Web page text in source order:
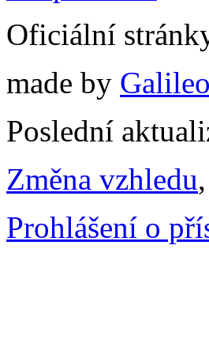
Oficiální
made by
Poslední
Změna vzhledu,
Prohlášení o